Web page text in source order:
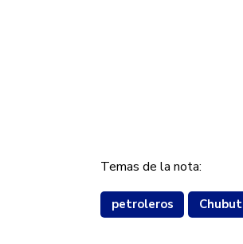
Temas de la nota:
petroleros Chubut